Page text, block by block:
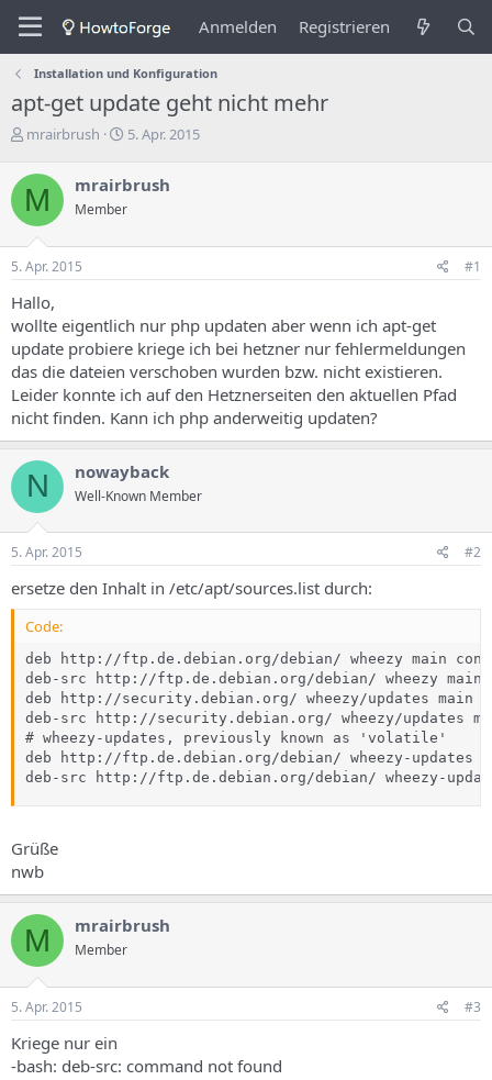
Anmelden Registrieren
Installation und Konfiguration
apt-get update geht nicht mehr
E
s
t
e
l
l
e
d
e
s
T
h
m
s
mrairbrush
E
t
e
l
s
d
a
t
m
5. Apr. 2015
M mrairbrush
Member
5. Apr. 2015 #1
Hallo,
wollte eigentlich nur php updaten aber wenn ich apt-get
update probiere kriege ich bei hetzner nur fehlermeldungen
das die dateien verschoben wurden bzw. nicht existieren.
Leider konnte ich auf den Hetznerseiten den aktuellen Pfad
nicht finden. Kann ich php anderweitig updaten?
N nowayback
Well-Known Member
5. Apr. 2015 #2
ersetze den Inhalt in /etc/apt/sources.list durch:
Code:
deb http://ftp.de.debian.org/debian/ wheezy main
deb-src http://ftp.de.debian.org/debian/ wheezy
deb http://security.debian.org/ wheezy/updates main
deb-src http://security.debian.org/ wheezy/updates
# wheezy-updates, previously known as 'volatile'
deb http://ftp.de.debian.org/debian/ wheezy-updates
deb-src http://ftp.de.debian.org/debian/ wheezy-
Grüße
nwb
M mrairbrush
Member
5. Apr. 2015 #3
Kriege nur ein
-bash: deb-src: command not found